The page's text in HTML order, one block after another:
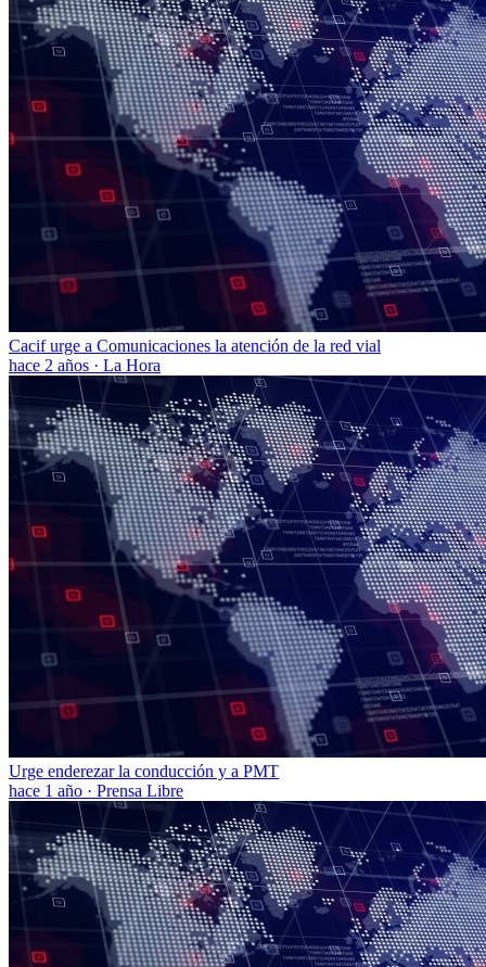
Cacif urge a Comunicaciones la atención de la red vial
hace 2 años · La Hora
Urge enderezar la conducción y a PMT
hace 1 año · Prensa Libre